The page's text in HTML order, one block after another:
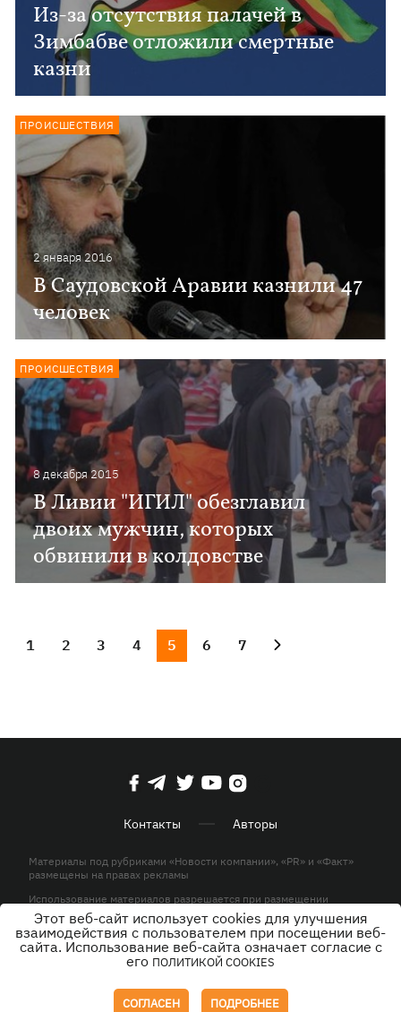
Из-за отсутствия палачей в
Зимбабве отложили смертные
казни
2 января 2016
В Саудовской Аравии казнили 47
человек
ПРОИСШЕСТВИЯ
8 декабря 2015
В Ливии "ИГИЛ" обезглавил
двоих мужчин, которых
обвинили в колдовстве
ПРОИСШЕСТВИЯ
1 2 3 4 5 6 7
Контакты Авторы
Материалы под рубриками «Новости компании», «PR» и «Факт»
размещены на правах рекламы
Использование материалов разрешается при размещении
активной гиперссылки на KP.UA в первом абзаце.
© ООО «ЮЛАВ МЕДИА»,2026. Все права защищены.
Этот веб-сайт использует cookies для улучшения
взаимодействия с пользователем при посещении веб-
сайта. Использование веб-сайта означает согласие с
его ПОЛИТИКОЙ COOKIES
СОГЛАСЕН ПОДРОБНЕЕ